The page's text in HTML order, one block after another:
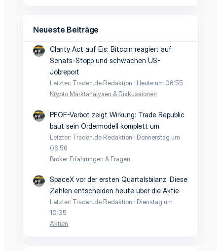
Neueste Beiträge
Clarity Act auf Eis: Bitcoin reagiert auf
Senats-Stopp und schwachen US-
Jobreport
Letzter: Traden.de Redaktion
Heute um 06:55
Krypto Marktanalysen & Diskussionen
PFOF-Verbot zeigt Wirkung: Trade Republic
baut sein Ordermodell komplett um
Letzter: Traden.de Redaktion
Donnerstag um
06:56
Broker Erfahrungen & Fragen
SpaceX vor der ersten Quartalsbilanz: Diese
Zahlen entscheiden heute über die Aktie
Letzter: Traden.de Redaktion
Dienstag um
10:35
Aktien